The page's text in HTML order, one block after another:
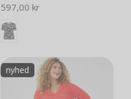
Normal
pris
597,00 kr
KCtenesa
-
nyhed